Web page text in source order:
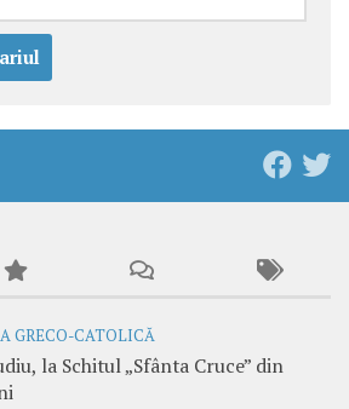
GRECO-CATOLICĂ
la Schitul „Sfânta Cruce” din